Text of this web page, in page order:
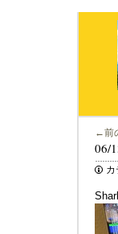
←前
06/
カ